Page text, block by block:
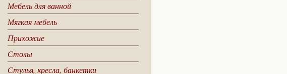
Мебель для ванной
Мягкая мебель
Прихожие
Столы
Стулья, кресла, банкетки